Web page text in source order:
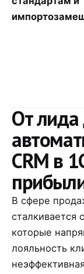
От лида
CRM в
В сфере
сталкивается
которые
лояльность